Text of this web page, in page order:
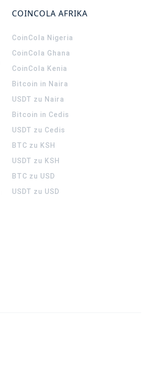
COINCOLA AFRIKA
CoinCola Nigeria
CoinCola Ghana
CoinCola Kenia
Bitcoin in Naira
USDT zu Naira
Bitcoin in Cedis
USDT zu Cedis
BTC zu KSH
USDT zu KSH
BTC zu USD
USDT zu USD